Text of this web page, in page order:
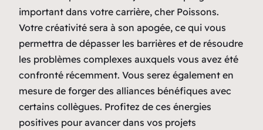
important dans votre carrière, cher Poissons.
Votre créativité sera à son apogée, ce qui vous
permettra de dépasser les barrières et de résoudre
les problèmes complexes auxquels vous avez été
confronté récemment. Vous serez également en
mesure de forger des alliances bénéfiques avec
certains collègues. Profitez de ces énergies
positives pour avancer dans vos projets